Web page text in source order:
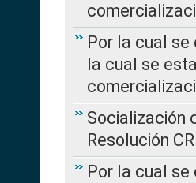
Por la cual se
la cual se
Socialización
Resolución
Por la cual